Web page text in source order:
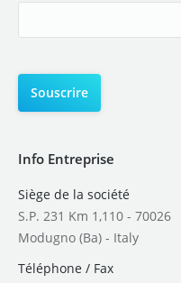
Info Entreprise
Siège de la société
S.P. 231 Km 1,110 - 70026
Modugno (Ba) - Italy
Téléphone / Fax